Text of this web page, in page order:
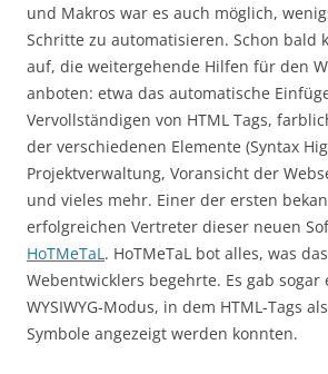
und Makros war es auch möglich,
Schritte zu automatisieren. Schon bald
auf, die weitergehende Hilfen für den
anboten: etwa das automatische
Vervollständigen von HTML Tags,
der verschiedenen Elemente (Syntax
Projektverwaltung, Voransicht der
und vieles mehr. Einer der ersten
erfolgreichen Vertreter dieser neuen
HoTMeTaL. HoTMeTaL bot alles, was
Webentwicklers begehrte. Es gab
WYSIWYG-Modus, in dem HTML-Tags
Symbole angezeigt werden konnten.